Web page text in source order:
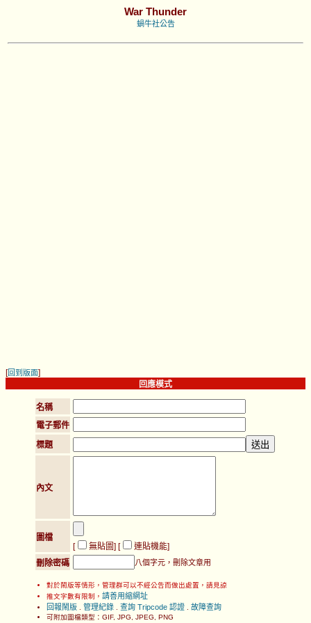
War Thunder
蝸牛社公告
[回到版面]
回應模式
名稱
電子郵件
標題
內文
圖檔
[
無貼圖] [ 連貼機能]
刪除密碼
八個字元，刪除文章用
對於鬧版等情形，管理群可以不經公告而做出處置，請見諒
推文字數有限制， 請善用縮網址
回報鬧版
管理紀錄 查詢 Tripcode 認證 故障查詢
可附加圖檔類型：GIF, JPG, JPEG, PNG